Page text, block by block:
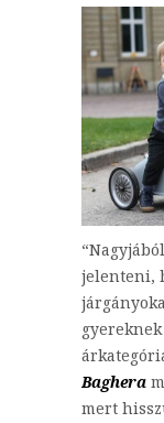
jelenteni,
Baghera
mert